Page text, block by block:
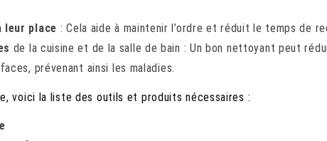
leur place : Cela aide à maintenir l’ordre et réduit le temps de
de la cuisine et de la salle de bain : Un bon nettoyant peut
prévenant ainsi les maladies.
voici la liste des outils et produits nécessaires :